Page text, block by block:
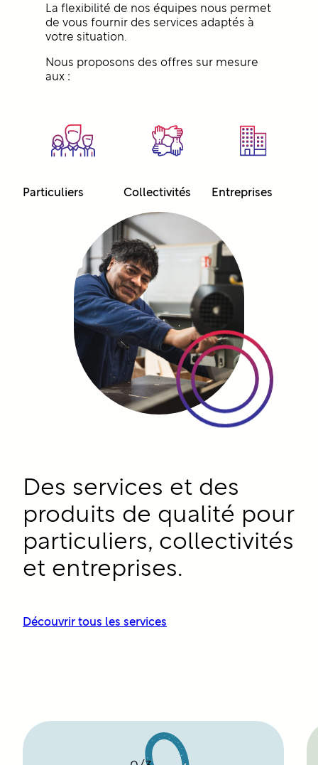
La flexibilité de nos équipes nous permet
de vous fournir des services adaptés à
votre situation.
Nous proposons des offres sur mesure
aux :
Particuliers Collectivités Entreprises
Des services et des
produits de qualité pour
particuliers, collectivités
et entreprises.
Découvrir tous les services